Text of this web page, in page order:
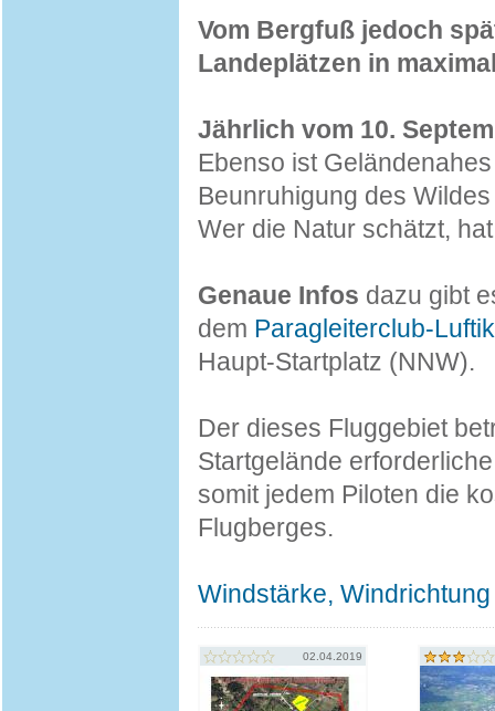
Vom Bergfuß jedoch
Landeplätzen in
Jährlich vom 10.
Ebenso ist
Beunruhigung des
Wer die Natur schätzt,
Genaue Infos dazu gibt
dem Paragleiterclub-
Haupt-Startplatz (NNW).
Der dieses Fluggebiet
Startgelände
somit jedem Piloten die
Flugberges.
Windstärke,
02.04.2019